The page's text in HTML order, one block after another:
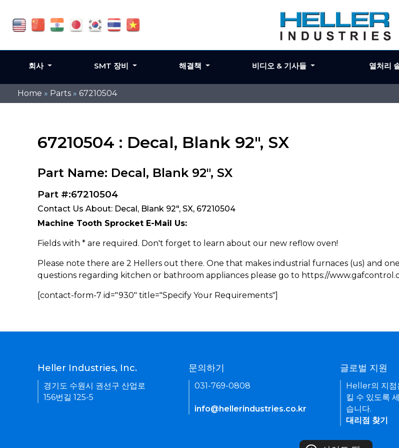
Home » Parts » 67210504
67210504 : Decal, Blank 92", SX
Part Name: Decal, Blank 92", SX
Part #:67210504
Contact Us About: Decal, Blank 92", SX, 67210504
Machine Tooth Sprocket E-Mail Us:
Fields with * are required. Don't forget to learn about our new reflow oven!
Please note there are 2 Hellers out there. One that makes industrial furnaces (us) and
questions regarding kitchen or bathroom appliances please go to https://
[contact-form-7 id="930" title="Specify Your Requirements"]
회사 SMT 장비 해결책 비디오 & 기사들 열처리
Heller Industries, Inc.
경기도 수원시 권선구 산업로
156번길 125-5
문의하기
031-769-0808
info@hellerindustries.co.kr
글로벌 지원
Heller의 지점
킬 수 있도록
습니다.
대리점 찾기